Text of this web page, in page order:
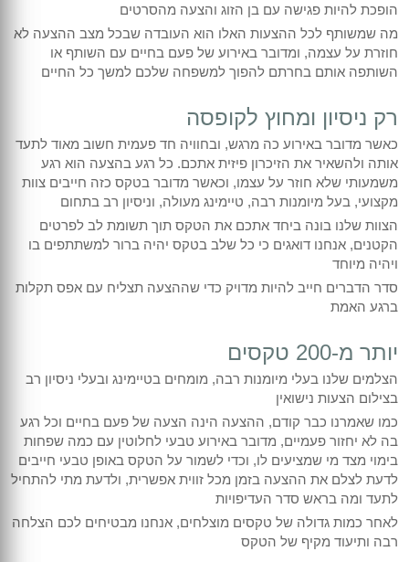
הופכת להיות פגישה עם בן הזוג והצעה מהסרטים
מה שמשותף לכל ההצעות האלו הוא העובדה שבכל מצב ההצעה לא
חוזרת על עצמה, ומדובר באירוע של פעם בחיים עם השותף או
השותפה אותם בחרתם להפוך למשפחה שלכם למשך כל החיים
רק ניסיון ומחוץ לקופסה
כאשר מדובר באירוע כה מרגש, ובחוויה חד פעמית חשוב מאוד לתעד
אותה ולהשאיר את הזיכרון פיזית אתכם. כל רגע בהצעה הוא רגע
משמעותי שלא חוזר על עצמו, וכאשר מדובר בטקס כזה חייבים צוות
מקצועי, בעל מיומנות רבה, טיימינג מעולה, וניסיון רב בתחום
הצוות שלנו בונה ביחד אתכם את הטקס תוך תשומת לב לפרטים
הקטנים, אנחנו דואגים כי כל שלב בטקס יהיה ברור למשתתפים בו
ויהיה מיוחד
סדר הדברים חייב להיות מדויק כדי שההצעה תצליח עם אפס תקלות
ברגע האמת
יותר מ-200 טקסים
הצלמים שלנו בעלי מיומנות רבה, מומחים בטיימינג ובעלי ניסיון רב
בצילום הצעות נישואין
כמו שאמרנו כבר קודם, ההצעה הינה הצעה של פעם בחיים וכל רגע
בה לא יחזור פעמיים, מדובר באירוע טבעי לחלוטין עם כמה שפחות
בימוי מצד מי שמציעים לו, וכדי לשמור על הטקס באופן טבעי חייבים
לדעת לצלם את ההצעה בזמן מכל זווית אפשרית, ולדעת מתי להתחיל
לתעד ומה בראש סדר העדיפויות
לאחר כמות גדולה של טקסים מוצלחים, אנחנו מבטיחים לכם הצלחה
רבה ותיעוד מקיף של הטקס